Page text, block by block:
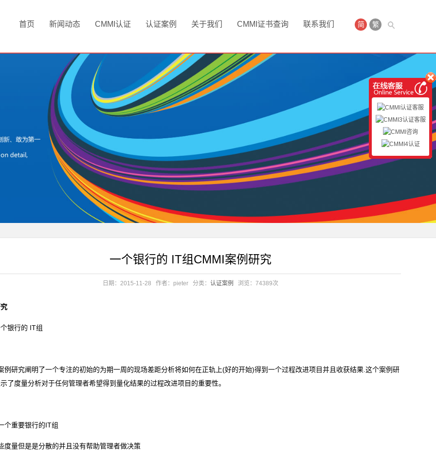
简 繁
首页 新闻动态 CMMI认证 认证案例 关于我们 CMMI证书查询 联系我们
一个银行的 IT组CMMI案例研究
日期：2015-11-28 作者：pieter 分类： 认证案例 浏览：74389次
银行的 IT组
研究阐明了一个专注的初始的为期一周的现场差距分析将如何在正轨上(好的开始)得到一个过程改进项目并且收获结果.这个案例研
了度量分析对于任何管理者希望得到量化结果的过程改进项目的重要性。
重要银行的IT组
量但是是分散的并且没有帮助管理者做决策